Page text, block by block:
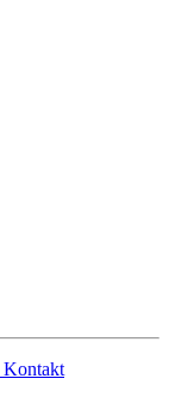
Kontakt